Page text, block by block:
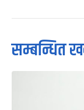
सम्बन्धित